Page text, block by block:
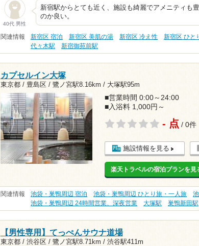
40代 男性
新宿駅からとても近く、施設も綺麗でアメニティも
のか良い。
関連情報 新宿区 宿泊 新宿区 美肌の湯 新宿区 冷え性 新宿区 ひと
代々木駅
新宿御苑前駅
カプセルイン大塚
東京都 / 豊島区 / 鷺ノ宮駅8.16km / 大塚駅95m
■営業時間 0:00～24:00
■入浴料 1,000円～
- 点 / 0件
施設情報を見る
楽天トラベルの宿泊プランを見
関連情報 池袋・巣鴨周辺 宿泊 池袋・巣鴨周辺 ひとり旅・一人旅
池袋・巣鴨周辺 24時間営業、深夜営業
大塚駅 巣鴨新田駅
【男性専用】てっぺんサウナ道場
東京都 / 渋谷区 / 鷺ノ宮駅8.71km / 渋谷駅411m